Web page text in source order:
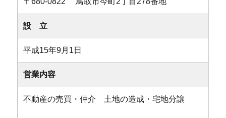
設 立
平成15年9月1日
営業内容
不動産の売買・仲介 土地の造成・宅地分譲